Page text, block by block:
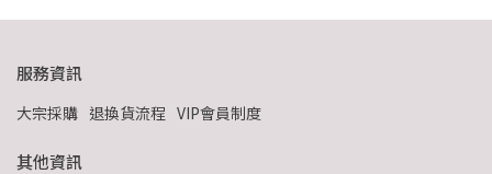
服務資訊
大宗採購 退換貨流程 VIP會員制度
其他資訊